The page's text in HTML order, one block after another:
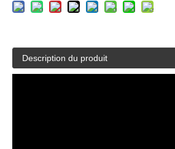
Description du produit